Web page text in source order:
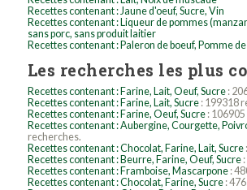
Recettes contenant : Jaune d'oeuf, Sucre, Vin
Recettes contenant : Liqueur de pommes
sans porc, sans produit laitier
Recettes contenant : Paleron de boeuf, Pomme
Les recherches les plus
Recettes contenant : Farine, Lait, Oeuf, Sucre:
Recettes contenant : Farine, Lait, Sucre: 199318
Recettes contenant : Farine, Oeuf, Sucre:
Recettes contenant : Aubergine, Courgette,
recherches.
Recettes contenant : Chocolat, Farine, Lait, Sucre
Recettes contenant : Beurre, Farine, Oeuf, Sucre:
Recettes contenant : Framboise, Mascarpone:
Recettes contenant : Chocolat, Farine, Sucre: